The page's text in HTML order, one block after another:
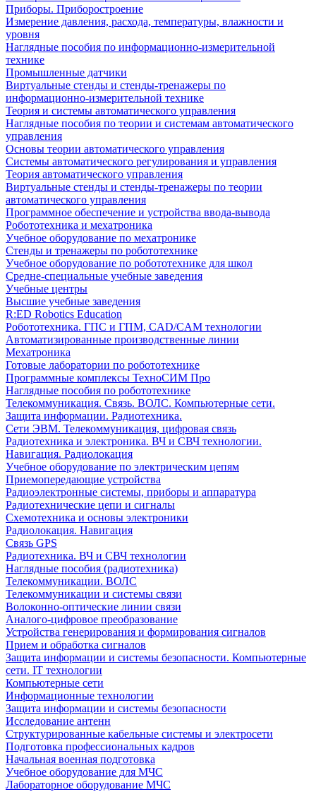
Приборы. Приборостроение
Измерение давления, расхода, температуры, влажности и
уровня
Наглядные пособия по информационно-измерительной
технике
Промышленные датчики
Виртуальные стенды и стенды-тренажеры по
информационно-измерительной технике
Теория и системы автоматического управления
Наглядные пособия по теории и системам автоматического
управления
Основы теории автоматического управления
Системы автоматического регулирования и управления
Теория автоматического управления
Виртуальные стенды и стенды-тренажеры по теории
автоматического управления
Программное обеспечение и устройства ввода-вывода
Робототехника и мехатроника
Учебное оборудование по мехатронике
Стенды и тренажеры по робототехнике
Учебное оборудование по робототехнике для школ
Средне-специальные учебные заведения
Учебные центры
Высшие учебные заведения
R:ED Robotics Education
Робототехника. ГПС и ГПМ, CAD/CAM технологии
Автоматизированные производственные линии
Мехатроника
Готовые лаборатории по робототехнике
Программные комплексы ТехноСИМ Про
Наглядные пособия по робототехнике
Телекоммуникация. Связь. ВОЛС. Компьютерные сети.
Защита информации. Радиотехника.
Сети ЭВМ. Телекоммуникация, цифровая связь
Радиотехника и электроника. ВЧ и СВЧ технологии.
Навигация. Радиолокация
Учебное оборудование по электрическим цепям
Приемопередающие устройства
Радиоэлектронные системы, приборы и аппаратура
Радиотехнические цепи и сигналы
Схемотехника и основы электроники
Радиолокация. Навигация
Связь GPS
Радиотехника. ВЧ и СВЧ технологии
Наглядные пособия (радиотехника)
Телекоммуникации. ВОЛС
Телекоммуникации и системы связи
Волоконно-оптические линии связи
Аналого-цифровое преобразование
Устройства генерирования и формирования сигналов
Прием и обработка сигналов
Защита информации и системы безопасности. Компьютерные
сети. IT технологии
Компьютерные сети
Информационные технологии
Защита информации и системы безопасности
Исследование антенн
Структурированные кабельные системы и электросети
Подготовка профессиональных кадров
Начальная военная подготовка
Учебное оборудование для МЧС
Лабораторное оборудование МЧС